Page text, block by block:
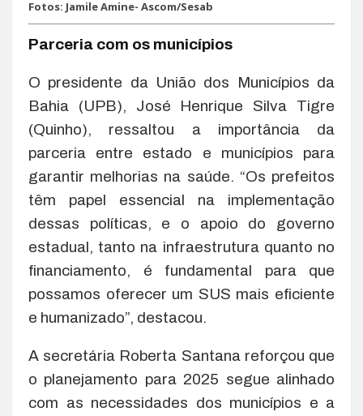
Fotos: Jamile Amine- Ascom/Sesab
Parceria com os municípios
O presidente da União dos Municípios da
Bahia (UPB), José Henrique Silva Tigre
(Quinho), ressaltou a importância da
parceria entre estado e municípios para
garantir melhorias na saúde. “Os prefeitos
têm papel essencial na implementação
dessas políticas, e o apoio do governo
estadual, tanto na infraestrutura quanto no
financiamento, é fundamental para que
possamos oferecer um SUS mais eficiente
e humanizado”, destacou.
A secretária Roberta Santana reforçou que
o planejamento para 2025 segue alinhado
com as necessidades dos municípios e a